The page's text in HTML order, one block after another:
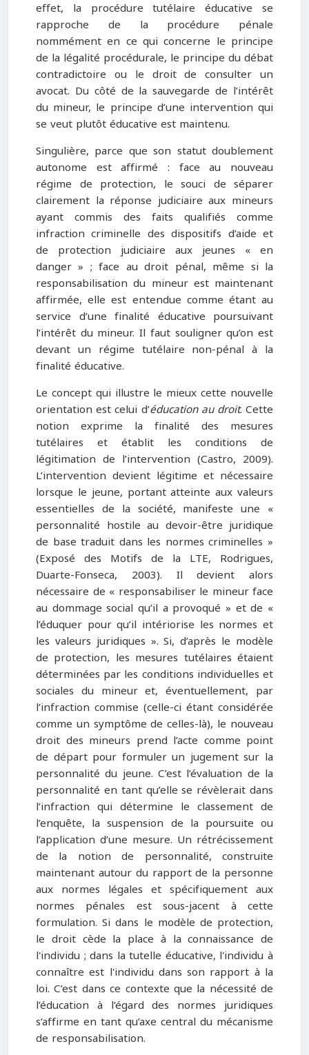
effet, la procédure tutélaire éducative se
rapproche de la procédure pénale
nommément en ce qui concerne le principe
de la légalité procédurale, le principe du débat
contradictoire ou le droit de consulter un
avocat. Du côté de la sauvegarde de l’intérêt
du mineur, le principe d’une intervention qui
se veut plutôt éducative est maintenu.
Singulière, parce que son statut doublement
autonome est affirmé : face au nouveau
régime de protection, le souci de séparer
clairement la réponse judiciaire aux mineurs
ayant commis des faits qualifiés comme
infraction criminelle des dispositifs d’aide et
de protection judiciaire aux jeunes « en
danger » ; face au droit pénal, même si la
responsabilisation du mineur est maintenant
affirmée, elle est entendue comme étant au
service d’une finalité éducative poursuivant
l’intérêt du mineur. Il faut souligner qu’on est
devant un régime tutélaire non-pénal à la
finalité éducative.
Le concept qui illustre le mieux cette nouvelle
orientation est celui d’éducation au droit. Cette
notion exprime la finalité des mesures
tutélaires et établit les conditions de
légitimation de l’intervention (Castro, 2009).
L’intervention devient légitime et nécessaire
lorsque le jeune, portant atteinte aux valeurs
essentielles de la société, manifeste une «
personnalité hostile au devoir-être juridique
de base traduit dans les normes criminelles »
(Exposé des Motifs de la LTE, Rodrigues,
Duarte-Fonseca, 2003). Il devient alors
nécessaire de « responsabiliser le mineur face
au dommage social qu’il a provoqué » et de «
l’éduquer pour qu’il intériorise les normes et
les valeurs juridiques ». Si, d’après le modèle
de protection, les mesures tutélaires étaient
déterminées par les conditions individuelles et
sociales du mineur et, éventuellement, par
l’infraction commise (celle-ci étant considérée
comme un symptôme de celles-là), le nouveau
droit des mineurs prend l’acte comme point
de départ pour formuler un jugement sur la
personnalité du jeune. C’est l’évaluation de la
personnalité en tant qu’elle se révèlerait dans
l’infraction qui détermine le classement de
l’enquête, la suspension de la poursuite ou
l’application d’une mesure. Un rétrécissement
de la notion de personnalité, construite
maintenant autour du rapport de la personne
aux normes légales et spécifiquement aux
normes pénales est sous-jacent à cette
formulation. Si dans le modèle de protection,
le droit cède la place à la connaissance de
l'individu ; dans la tutelle éducative, l'individu à
connaître est l'individu dans son rapport à la
loi. C’est dans ce contexte que la nécessité de
l’éducation à l’égard des normes juridiques
s’affirme en tant qu’axe central du mécanisme
de responsabilisation.